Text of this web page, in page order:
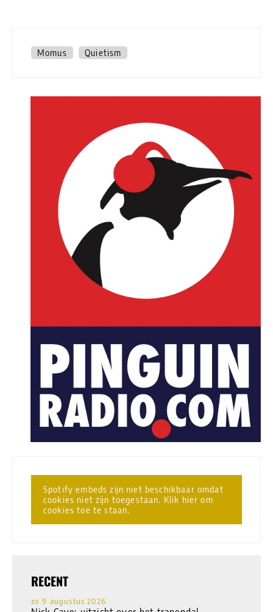
Momus Quietism
Spotify embeds zijn niet beschikbaar omdat
cookies niet zijn toegestaan. Klik hier om
cookies toe te staan.
RECENT
zo 9 augustus 2026